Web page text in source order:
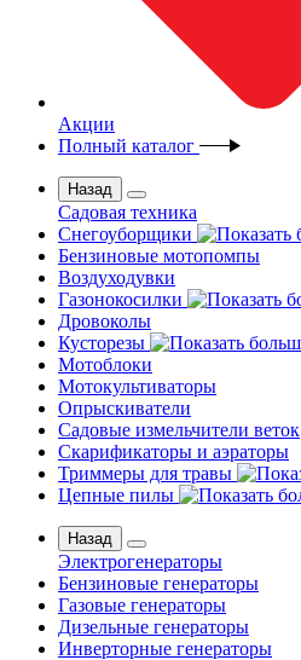
Акции
Полный каталог
Назад
Садовая техника
Снегоуборщики
Бензиновые мотопомпы
Воздуходувки
Газонокосилки
Дровоколы
Кусторезы
Мотоблоки
Мотокультиваторы
Опрыскиватели
Садовые измельчители веток
Скарификаторы и аэраторы
Триммеры для травы
Цепные пилы
Назад
Электрогенераторы
Бензиновые генераторы
Газовые генераторы
Дизельные генераторы
Инверторные генераторы